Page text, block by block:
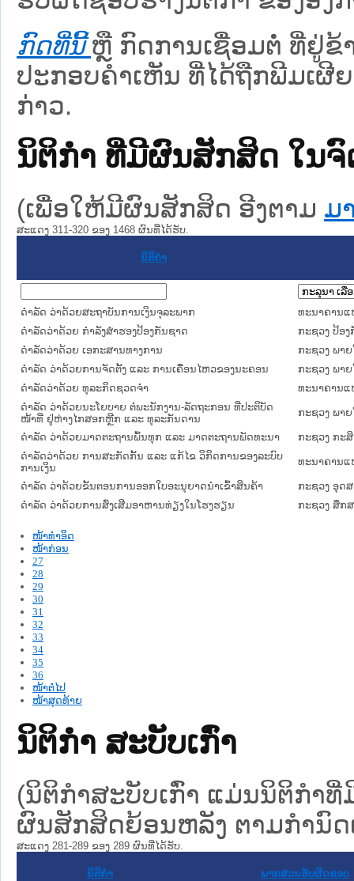
ກົດທີ່ນີ້ ຫຼື ກົດການເຊື່ອມຕໍ່ ທີ່ຢູ່ຂ້
ປະກອບຄຳເຫັນ ທີ່ໄດ້ຖືກພີມເຜີ
ກ່າວ.
ນິຕິກໍາ ທີ່ມີຜົນສັກສິດ ໃນ
(ເພື່ອໃຫ້ມີຜົນສັກສິດ ອີງຕາມ ມ
ສະແດງ 311-320 ຂອງ 1468 ຜົນທີ່ໄດ້ຮັບ.
ນິຕິກໍາ
ດໍາລັດ ວ່າດ້ວຍສະຖາບັນການເງິນຈຸລະພາກ
ທະນາຄານແ
ດຳລັດວ່າດ້ວຍ ກຳລັງສຳຮອງປ້ອງກັນຊາດ
ກະຊວງ ປ້ອງ
ດຳລັດວ່າດ້ວຍ ເອກະສານທາງການ
ກະຊວງ ພາ
ດຳລັດ ວ່າດ້ວຍການຈັດຕັ້ງ ແລະ ການເຄື່ອນໄຫວຂອງນະຄອນ
ກະຊວງ ພາ
ດຳລັດວ່າດ້ວຍ ທຸລະກິດຊວດຈຳ
ທະນາຄານແ
ດໍາລັດ ວ່າດ້ວຍນະໂຍບາຍ ຕໍ່ພະນັກງານ-ລັດຖະກອນ ທີ່ປະຕິບັດ
ໜ້າທີ່ ຢູ່ຫ່າງໄກສອກຫຼີກ ແລະ ທຸລະກັນດານ
ກະຊວງ ພາ
ດໍາລັດ ວ່າດ້ວຍມາດຕະຖານພົ້ນທຸກ ແລະ ມາດຕະຖານພັດທະນາ
ກະຊວງ ກະ
ດຳລັດວ່າດ້ວຍ ການສະກັດກັ້ນ ແລະ ແກ້ໄຂ ວິກິດການຂອງລະບົບ
ການເງິນ
ທະນາຄານແ
ດຳລັດ ວ່າດ້ວຍຂັ້ນຕອນການອອກໃບອະນຸຍາດນຳເຂົ້າສິນຄ້າ
ກະຊວງ ອຸດ
ດຳລັດ ວ່າດ້ວຍການສົ່ງເສີມອາຫານທ່ຽງໃນໂຮງຮຽນ
ກະຊວງ ສຶກ
ໜ້າທໍາອິດ
ໜ້າກ່ອນ
27
28
29
30
31
32
33
34
35
36
ໜ້າຕໍ່ໄປ
ໜ້າສຸດທ້າຍ
ນິຕິກໍາ ສະບັບເກົ່າ
(ນິຕິກໍາສະບັບເກົ່າ ແມ່ນນິຕິກໍາ
ຜົນສັກສິດຍ້ອນຫລັງ ຕາມກໍານົດ
ສະແດງ 281-289 ຂອງ 289 ຜົນທີ່ໄດ້ຮັບ.
ນິຕິກໍາ ພາກສ່ວນຮັບຜິດຊອບ